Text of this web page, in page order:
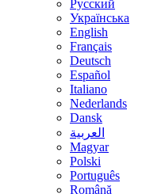
Русский
Українська
English
Français
Deutsch
Español
Italiano
Nederlands
Dansk
العربية
Magyar
Polski
Português
Română